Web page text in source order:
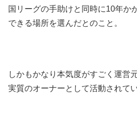
国リーグの手助けと同時に10年か
できる場所を選んだとのこと。
しかもかなり本気度がすごく運営
実質のオーナーとして活動されてい